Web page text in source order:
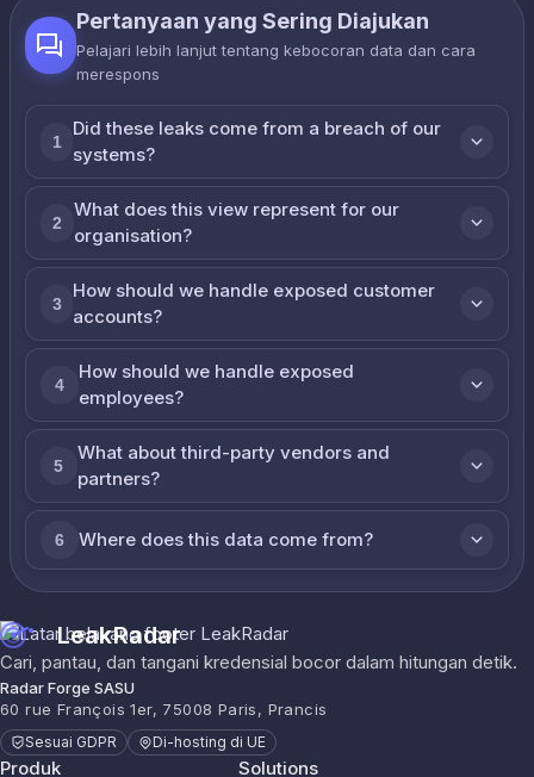
Pertanyaan yang Sering Diajukan
Pelajari lebih lanjut tentang kebocoran data dan cara
merespons
1
Did these leaks come from a breach of our
systems?
2
What does this view represent for our
organisation?
3
How should we handle exposed customer
accounts?
4
How should we handle exposed
employees?
5
What about third-party vendors and
partners?
6 Where does this data come from?
LeakRadar
Cari, pantau, dan tangani kredensial bocor dalam hitungan detik.
Radar Forge SASU
60 rue François 1er, 75008 Paris, Prancis
Sesuai GDPR Di-hosting di UE
Produk Solutions